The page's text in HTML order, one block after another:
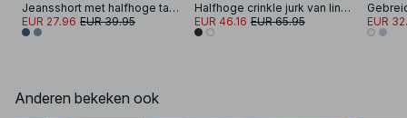
Jeansshort met halfhoge taille
EUR 27.96 EUR 39.95
Halfhoge crinkle jurk van linnenmix met volumineuze band
EUR 46.16 EUR 65.95 EUR
Anderen bekeken ook